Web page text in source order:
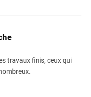
travaux finis, ceux qui